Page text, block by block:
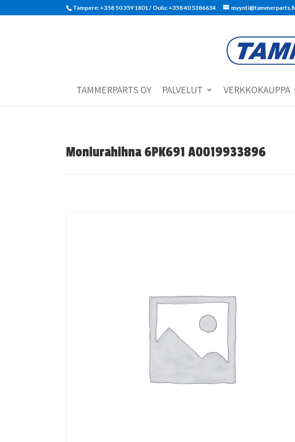
Tampere: +358 50 359 1801‬ / Oulu: +358 40 5386634 myynti@tammerparts.fi
TAMMERPARTS OY PALVELUT VERKKOKAUPPA
Moniurahihna 6PK691 A0019933896